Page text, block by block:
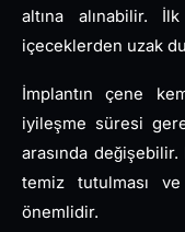
altına alınabilir.
içeceklerden uzak
İmplantın çene
iyileşme süresi
arasında
temiz tutulması
önemlidir.